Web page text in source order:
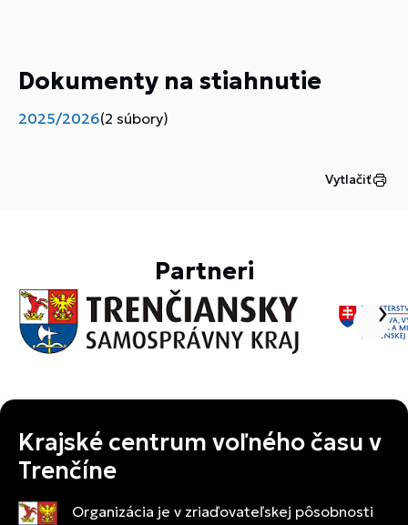
Dokumenty na stiahnutie
2025/2026(2 súbory)
Vytlačiť
Partneri
Krajské centrum voľného času v
Trenčíne
Organizácia je v zriaďovateľskej pôsobnosti